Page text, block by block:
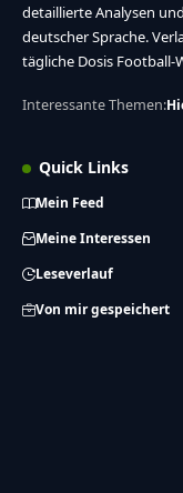
detaillierte Analysen
deutscher Sprache.
tägliche Dosis Football-
Interessante Themen:
Quick Links
Mein Feed
Meine Interessen
Leseverlauf
Von mir gespeichert